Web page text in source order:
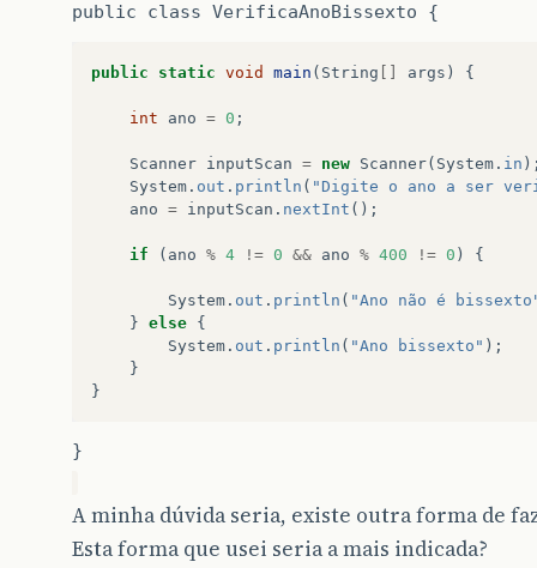
public class VerificaAnoBissexto {
public static void main ( String [] args ) {
int ano = 0 ;
Scanner inputScan = new Scanner( System . in
System . out . println ( "Digite o ano a ser
ano = inputScan . nextInt ();
if ( ano % 4 != 0 && ano % 400 != 0 ) {
System . out . println ( "Ano não é
} else {
System . out . println ( "Ano bissexto" );
}
}
}
A minha dúvida seria, existe outra forma de
Esta forma que usei seria a mais indicada?